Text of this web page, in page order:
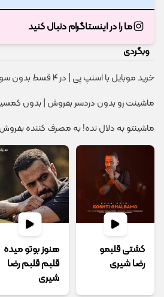
ما را در اینستاگرام دنبال کنید
وبگردی
خرید موبایل با اسنپ پی | در ۴ قسط بدون سود و کارمزد!
ماشینت رو بدون دردسر بفروش | بدون
ماشینتو به دلال نده! به مصرف کننده
کشتی قلبمو
رضا شیری
هنوز بوتو میده
قلبم قلبم رضا
شیری